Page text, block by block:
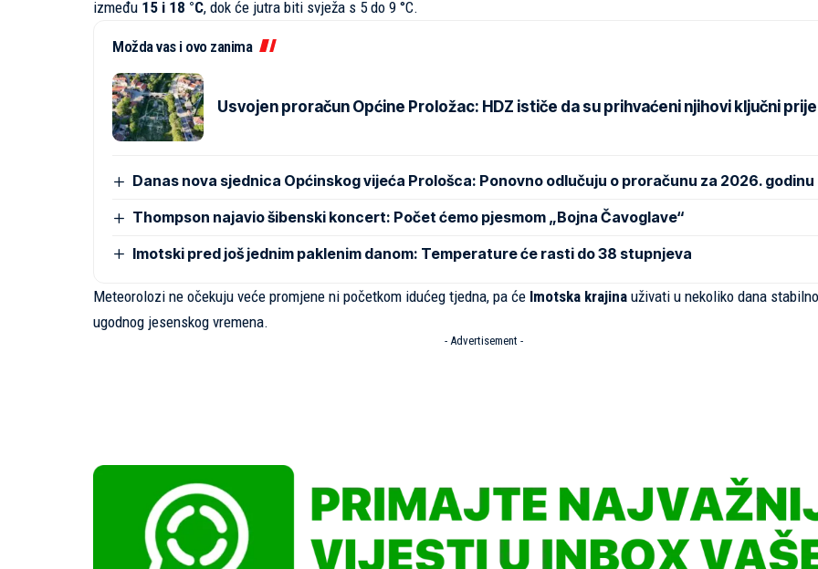
između 15 i 18 °C, dok će jutra biti svježa s 5 do 9 °C.
Možda vas i ovo zanima
Usvojen proračun Općine Proložac: HDZ ističe da su prihvaćeni njihovi ključni
Danas nova sjednica Općinskog vijeća Prološca: Ponovno odlučuju o proračunu za 2026. godinu
Thompson najavio šibenski koncert: Počet ćemo pjesmom „Bojna Čavoglave“
Imotski pred još jednim paklenim danom: Temperature će rasti do 38 stupnjeva
Meteorolozi ne očekuju veće promjene ni početkom idućeg tjedna, pa će Imotska krajina uživati u nekoliko dana
ugodnog jesenskog vremena.
- Advertisement -